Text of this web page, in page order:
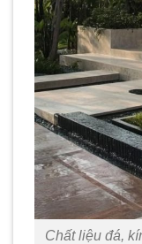
Chất liệu đá,